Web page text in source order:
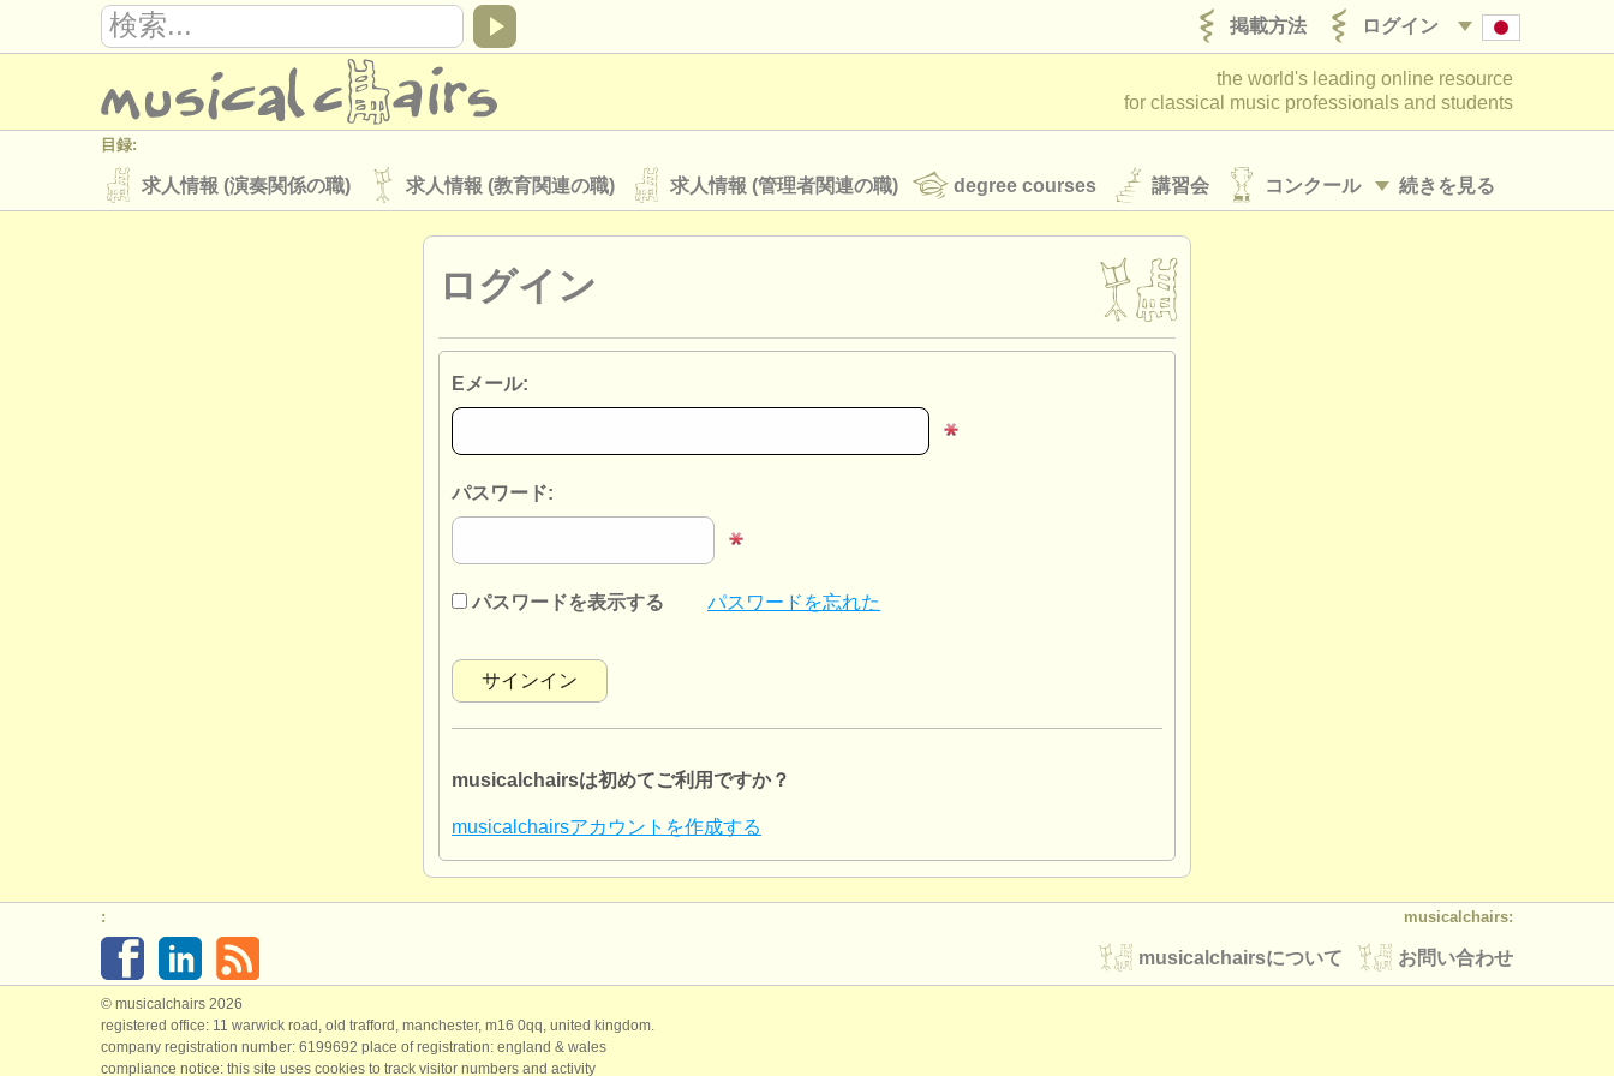
ログイン
掲載方法
the world's leading online resource
for classical music professionals and students
目録:
続きを見る
求人情報 (演奏関係の職) 求人情報 (教育関連の職) 求人情報 (管理者関連の職) degree courses 講習会 コンクール
お問い合わせ rss feeds クラシック音楽ニュース
ATS ATS
ログイン
Eメール:
パスワード:
パスワードを表示する パスワードを忘れた
musicalchairsは初めてご利用ですか？
musicalchairsアカウントを作成する
musicalchairs:
お問い合わせ
musicalchairsについて
:
© musicalchairs 2026
registered office: 11 warwick road, old trafford, manchester, m16 0qq, united kingdom.
company registration number: ​6199692 place of registration: england & wales
compliance notice: ​this site uses cookies to track visitor numbers and activity